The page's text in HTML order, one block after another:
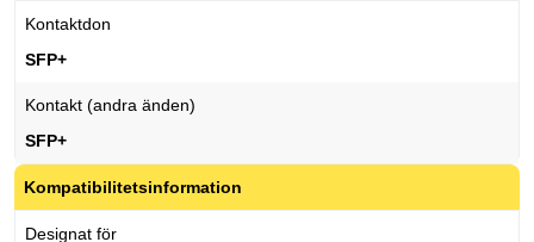
Kontaktdon
SFP+
Kontakt (andra änden)
SFP+
Kompatibilitetsinformation
Designat för